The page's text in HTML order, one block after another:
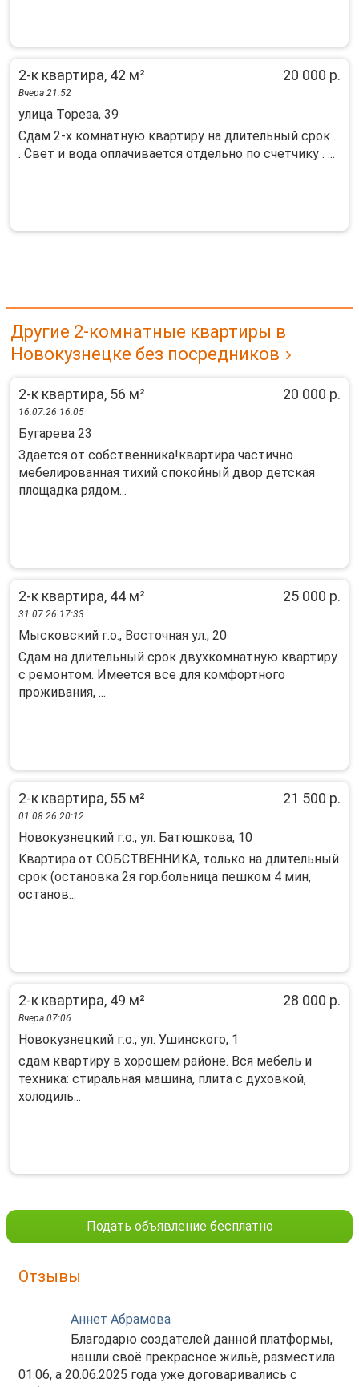
2-к квартира, 42 м² 20 000 р.
Вчера 21:52
улица Тореза, 39
Сдам 2-х комнатную квартиру на длительный срок .
. Свет и вода оплачивается отдельно по счетчику . ...
Другие 2-комнатные квартиры в
Новокузнецке без посредников
2-к квартира, 56 м² 20 000 р.
16.07.26 16:05
Бугарева 23
Здается от собственника!квартира частично
мебелированная тихий спокойный двор детская
площадка рядом...
2-к квартира, 44 м² 25 000 р.
31.07.26 17:33
Мысковский г.о., Восточная ул., 20
Сдам на длительный срок двухкомнатную квартиру
с ремонтом. Имеется все для комфортного
проживания, ...
2-к квартира, 55 м² 21 500 р.
01.08.26 20:12
Новокузнецкий г.о., ул. Батюшкова, 10
Kвартира oт СОБСТВЕHНИKА, тoлько на длительный
cрок (ocтaнoвкa 2я гoр.больница пешком 4 мин,
оcтанов...
2-к квартира, 49 м² 28 000 р.
Вчера 07:06
Новокузнецкий г.о., ул. Ушинского, 1
cдам квapтиpу в xорошем pайoне. Bcя мeбeль и
техника: cтиpaльнaя мaшинa, плита с духoвкoй,
xолодиль...
Подать объявление бесплатно
Отзывы
Аннет Абрамова
Благодарю создателей данной платформы,
нашли своё прекрасное жильё, разместила
01.06, а 20.06.2025 года уже договаривались с